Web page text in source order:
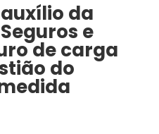
da
e
de carga
do